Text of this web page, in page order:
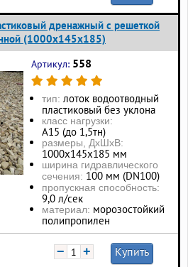
дренажный с решеткой
(1000x145x185)
Артикул: 558
тип: лоток водоотводный
пластиковый без уклона
класс нагрузки:
А15 (до 1,5тн)
размеры, ДхШхВ:
1000х145х185 мм
ширина гидравлического
сечения: 100 мм (DN100)
пропускная способность:
9,0 л/сек
материал: морозостойкий
полипропилен
− + Купить